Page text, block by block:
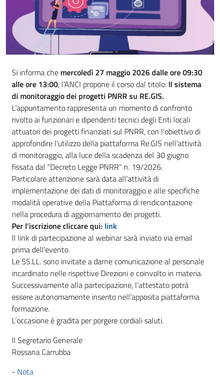
Si informa che mercoledì 27 maggio 2026 dalle ore 09:30
alle ore 13:00, l’ANCI propone il corso dal titolo: Il sistema
di monitoraggio dei progetti PNRR su RE.GIS.
L’appuntamento rappresenta un momento di confronto
rivolto ai funzionari e dipendenti tecnici degli Enti locali
attuatori dei progetti finanziati sul PNRR, con l'obiettivo di
approfondire l'utilizzo della piattaforma Re.GIS nell’attività
di monitoraggio, alla luce della scadenza del 30 giugno
fissata dal “Decreto Legge PNRR” n. 19/2026.
Particolare attenzione sarà data all’attività di
implementazione dei dati di monitoraggio e alle specifiche
modalità operative della Piattaforma di rendicontazione
nella procedura di aggiornamento dei progetti.
Per l’iscrizione cliccare qui: link
Il link di partecipazione al webinar sarà inviato via email
prima dell'evento.
Le SS.LL. sono invitate a darne comunicazione al personale
incardinato nelle rispettive Direzioni e coinvolto in materia.
Successivamente alla partecipazione, l’attestato potrà
essere autonomamente inserito nell’apposita piattaforma
formazione.
L’occasione è gradita per porgere cordiali saluti.
Il Segretario Generale
Rossana Carrubba
- Nota